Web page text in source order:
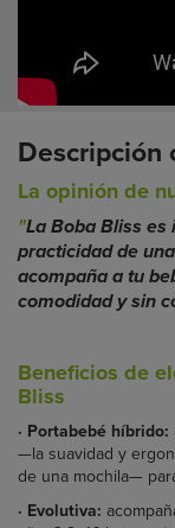
Descripción
La opinión de
"La Boba Bliss es
practicidad de
acompaña a tu
comodidad y sin
Beneficios de
Bliss
· Portabebé híbrido:
—la suavidad y
de una mochila—
· Evolutiva: